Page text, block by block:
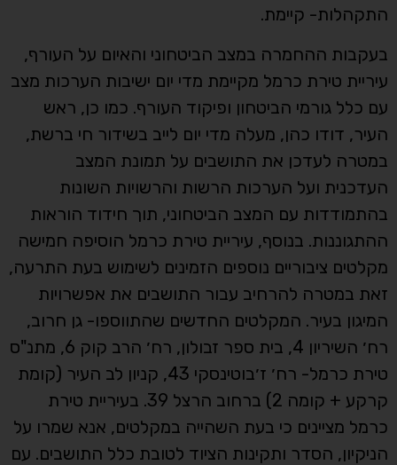
התקהלות- קיימת.
בעקבות ההחמרה במצב הביטחוני והאיום על העורף,
עיריית טירת כרמל מקיימת מדי יום ישיבות הערכות מצב
עם כלל גורמי הביטחון ופיקוד העורף. כמו כן, ראש
העיר, דודו כהן, מעלה מדי יום לייב בשידור חי ברשת,
במטרה לעדכן את התושבים על תמונת המצב
העדכנית ועל הערכות הרשות והרשויות השונות
בהתמודדות עם המצב הביטחוני, תוך חידוד הוראות
ההתגוננות. בנוסף, עיריית טירת כרמל הוסיפה חמישה
מקלטים ציבוריים נוספים הזמינים לשימוש בעת התרעה,
זאת במטרה להרחיב עבור התושבים את אפשרויות
המיגון בעיר. המקלטים החדשים שהתווספו- גן חרוב,
רח׳ השיריון 4, בית ספר זבולון, רח׳ הרב קוק 6, מתנ"ס
טירת כרמל- רח׳ ז׳בוטינסקי 43, קניון לב העיר (קומת
קרקע + קומה 2) ברחוב הרצל 39. בעיריית טירת
כרמל מציינים כי בעת השהייה במקלטים, אנא שמרו על
הניקיון, הסדר ותקינות הציוד לטובת כלל התושבים. עם